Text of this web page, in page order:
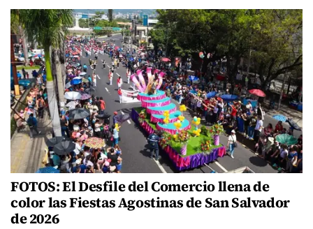
FOTOS: El Desfile del Comercio llena de
color las Fiestas Agostinas de San Salvador
de 2026